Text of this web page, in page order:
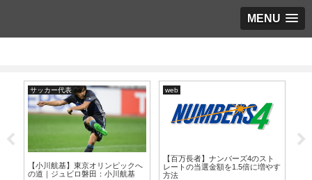
MENU
サッカー代表
【小川航基】東京オリンピックへ
の道｜ジュビロ磐田：小川航基
web
【百万長者】ナンバーズ4のスト
レートの当選金額を1.5倍に増やす
方法